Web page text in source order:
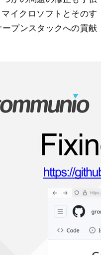
イクロソフトとそのす
プンスタックへの貢献